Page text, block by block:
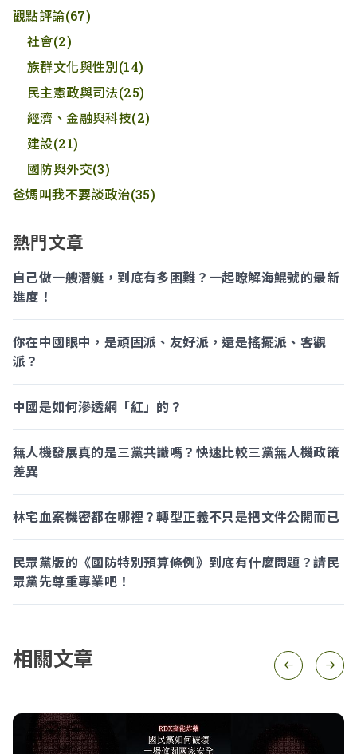
觀點評論(67)
社會(2)
族群文化與性別(14)
民主憲政與司法(25)
經濟、金融與科技(2)
建設(21)
國防與外交(3)
爸媽叫我不要談政治(35)
熱門文章
自己做一艘潛艇，到底有多困難？一起瞭解海鯤號的最新
進度！
你在中國眼中，是頑固派、友好派，還是搖擺派、客觀
派？
中國是如何滲透網「紅」的？
無人機發展真的是三黨共識嗎？快速比較三黨無人機政策
差異
林宅血案機密都在哪裡？轉型正義不只是把文件公開而已
民眾黨版的《國防特別預算條例》到底有什麼問題？請民
眾黨先尊重專業吧！
相關文章